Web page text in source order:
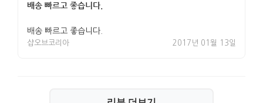
배송 빠르고 좋습니다.
배송 빠르고 좋습니다.
샵오브코리아 2017년 01월 13일